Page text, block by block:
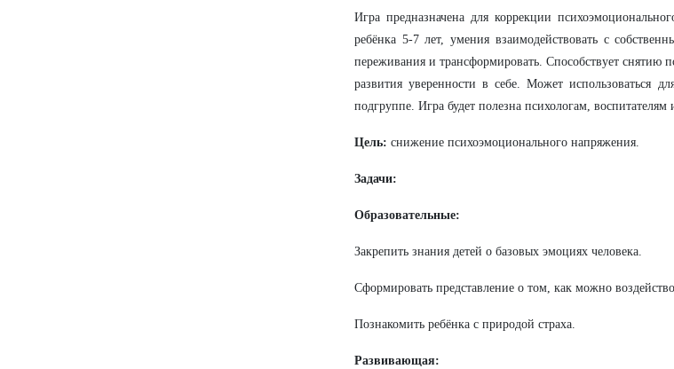
Игра предназначена для коррекции
ребёнка 5-7 лет, умения взаимодействовать с
переживания и трансформировать. Способствует снятию
развития уверенности в себе. Может использоваться
подгруппе. Игра будет полезна психологам, воспитателям
Цель: снижение психоэмоционального напряжения.
Задачи:
Образовательные:
Закрепить знания детей о базовых эмоциях человека.
Сформировать представление о том, как можно
Познакомить ребёнка с природой страха.
Развивающая: